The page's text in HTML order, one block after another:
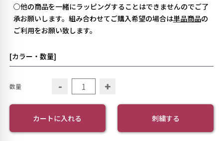
○他の商品を一緒にラッピングすることはできませんのでご了
承お願いします。組み合わせてご購入希望の場合は単品商品の
ご利用をお願い致します。
[カラー・数量]
数量 - +
カートに入れる 刺繍する